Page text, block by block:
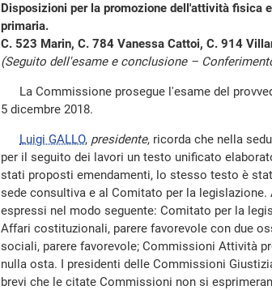
Disposizioni per la promozione dell'attività fisica
primaria.
C. 523 Marin, C. 784 Vanessa Cattoi, C. 914
(Seguito dell'esame e conclusione –
La Commissione prosegue l'esame del
5 dicembre 2018.
Luigi GALLO, presidente, ricorda che nella
per il seguito dei lavori un testo unificato
stati proposti emendamenti, lo stesso testo è
sede consultiva e al Comitato per la
espressi nel modo seguente: Comitato per la
Affari costituzionali, parere favorevole con due
sociali, parere favorevole; Commissioni Attività
nulla osta. I presidenti delle Commissioni
brevi che le citate Commissioni non si